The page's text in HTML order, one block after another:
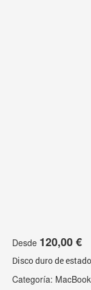
Desde 120,00€
Disco duro de
Categoría: